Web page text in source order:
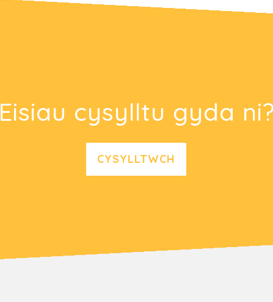
Eisiau cysylltu gyda
CYSYLLTWCH